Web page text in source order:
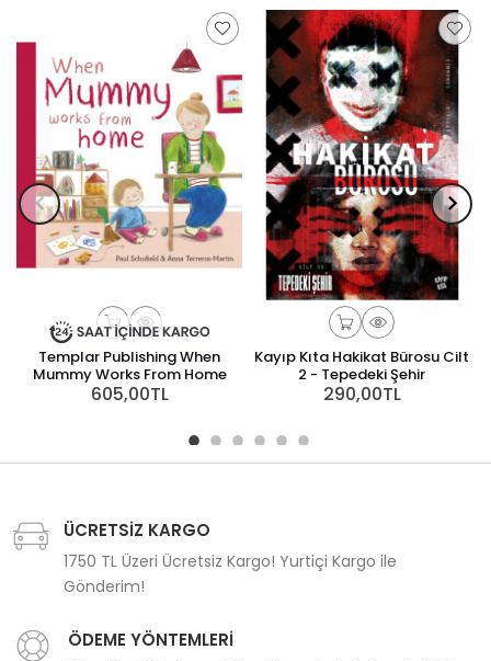
Templar Publishing When
Mummy Works From Home
605,00TL
Kayıp Kıta Hakikat Bürosu Cilt
2 - Tepedeki Şehir
290,00TL
ÜCRETSİZ KARGO
1750 TL Üzeri Ücretsiz Kargo! Yurtiçi Kargo ile
Gönderim!
ÖDEME YÖNTEMLERİ